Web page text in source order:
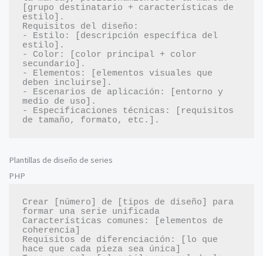
[grupo destinatario + características de
estilo].
Requisitos del diseño:
- Estilo: [descripción específica del
estilo].
- Color: [color principal + color
secundario].
- Elementos: [elementos visuales que
deben incluirse].
- Escenarios de aplicación: [entorno y
medio de uso].
- Especificaciones técnicas: [requisitos
Plantillas de diseño de series
PHP
Crear [número] de [tipos de diseño] para
formar una serie unificada
Características comunes: [elementos de
coherencia]
Requisitos de diferenciación: [lo que
hace que cada pieza sea única]